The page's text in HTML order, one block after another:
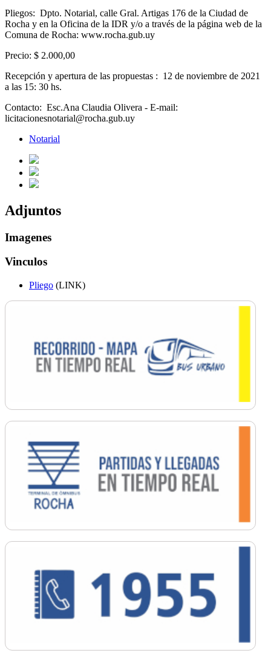
Pliegos: Dpto. Notarial, calle Gral. Artigas 176 de la Ciudad de
Rocha y en la Oficina de la IDR y/o a través de la página web de la
Comuna de Rocha: www.rocha.gub.uy
Precio: $ 2.000,00
Recepción y apertura de las propuestas : 12 de noviembre de 2021
a las 15: 30 hs.
Contacto: Esc.Ana Claudia Olivera - E-mail:
licitacionesnotarial@rocha.gub.uy
Notarial
Adjuntos
Imagenes
Vinculos
Pliego (LINK)